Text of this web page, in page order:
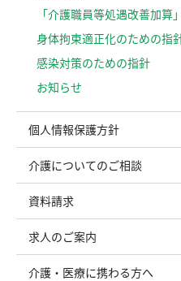
「介護職員等処遇改善加算
⾝体拘束適正化のための指
感染対策のための指針
お知らせ
個人情報保護方針
介護についてのご相談
資料請求
求人のご案内
介護・医療に携わる方へ